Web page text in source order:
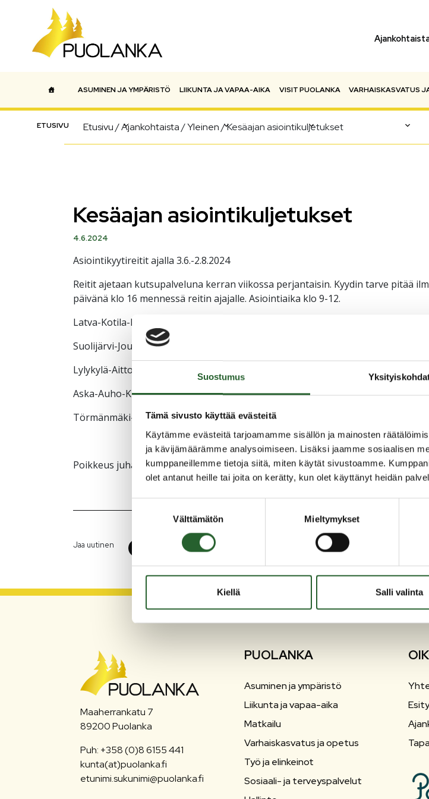
Suostumus
Tämä sivusto käyttää evästeitä
Käytämme evästeitä tarjoamamme sisällön ja mainosten
ja kävijämäärämme analysoimiseen. Lisäksi jaamme sosiaalisen
kumppaneillemme tietoja siitä, miten käytät sivustoamme.
olet antanut heille tai joita on kerätty, kun olet käyttänyt heidän
Välttämätön Mieltymykset
Kiellä Salli valinta
Päävalikko
ETUSIVU
ASUMINEN JA YMPÄRISTÖ LIIKUNTA JA VAPAA-AIKA VISIT PUOLANKA VARHAISKASVATUS
Etusivu/Ajankohtaista/Yleinen/Kesäajan asiointikuljetukset
Kesäajan asiointikuljetukset
4.6.2024
Asiointikyytireitit ajalla 3.6.-2.8.2024
Reitit ajetaan kutsupalveluna kerran viikossa perjantaisin. Kyydin tarve pitää
päivänä klo 16 mennessä reitin ajajalle. Asiointiaika klo 9-12.
Latva-Kotila-Hoikanvaara-Rasi: Pasi Suorsa, 040 038 9938
Suolijärvi-Joukokylä: Kimmo Valppu 0400 815 562
Lylykylä-Aittokylä: Pekka Kanniainen 0500 381 938
Aska-Auho-Kivari-Vihajärvi: Jussi Virrankari 050 595 9590
Törmänmäki-Kalliokylä-Pihlajavaara-Leipivaara: Jussi Virrankari 050 595 9590
Poikkeus juhannusviikolla asiointi to 20.6. ja ilmoitus ke 19.6. klo 16 mennessä.
Jaa uutinen
Maaherrankatu 7
89200 Puolanka
Puh: +358 (0)8 6155 441
kunta(at)puolanka.fi
etunimi.sukunimi@puolanka.fi
PUOLANKA
Asuminen ja ympäristö
Liikunta ja vapaa-aika
Matkailu
Varhaiskasvatus ja opetus
Työ ja elinkeinot
Sosiaali- ja terveyspalvelut